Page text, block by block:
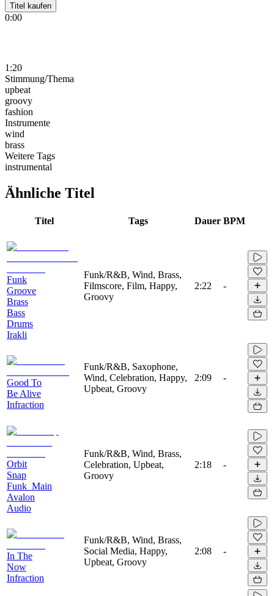
Titel kaufen
0:00
1:20
Stimmung/Thema
upbeat
groovy
fashion
Instrumente
wind
brass
Weitere Tags
instrumental
Ähnliche Titel
Titel Tags Dauer BPM
Funk
Groove
Brass
Bass
Drums
Irakli
Funk/R&B, Wind, Brass,
Filmscore, Film, Happy,
Groovy
2:22 -
Good To
Be Alive
Infraction
Funk/R&B, Saxophone,
Wind, Celebration, Happy,
Upbeat, Groovy
2:09 -
Orbit
Snap
Funk_Main
Avalon
Audio
Funk/R&B, Wind, Brass,
Celebration, Upbeat,
Groovy
2:18 -
In The
Now
Infraction
Funk/R&B, Wind, Brass,
Social Media, Happy,
Upbeat, Groovy
2:08 -